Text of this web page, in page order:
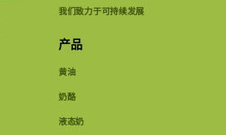
我们致力于可持续发展
产品
黄油
奶酪
液态奶